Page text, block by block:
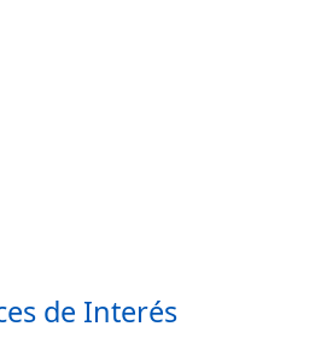
de Interés